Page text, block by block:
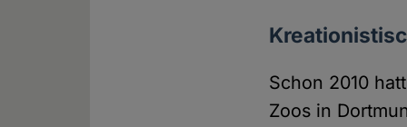
Schon 2010
Zoos in